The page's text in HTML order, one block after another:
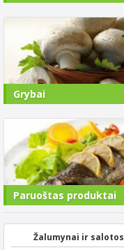
Grybai
Paruoštas produktai
Žalumynai ir salotos